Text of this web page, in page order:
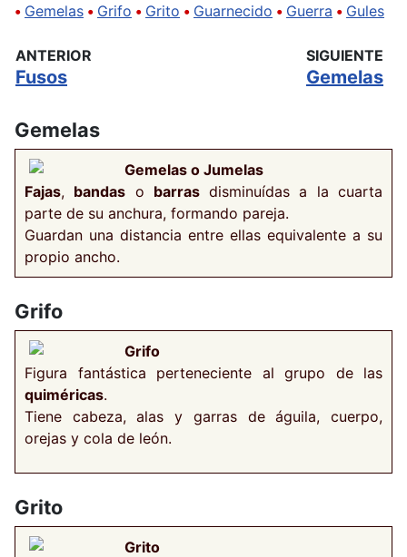
• Gemelas • Grifo • Grito • Guarnecido • Guerra • Gules
ANTERIOR
Fusos
SIGUIENTE
Gemelas
Gemelas
Gemelas o Jumelas
Fajas, bandas o barrasdisminuídas a la cuarta
parte de su anchura, formando pareja.
Guardan una distancia entre ellas equivalente a su
propio ancho.
Grifo
Grifo
Figura fantástica perteneciente al grupo de las
quiméricas.
Tiene cabeza, alas y garras de águila, cuerpo,
orejas y cola de león.
Grito
Grito